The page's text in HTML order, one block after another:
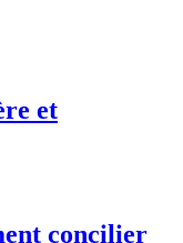
et
concilier